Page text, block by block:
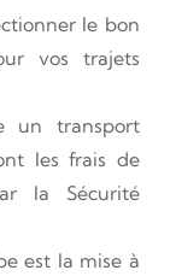
le bon
vos trajets
un transport
les frais de
la Sécurité
est la mise à